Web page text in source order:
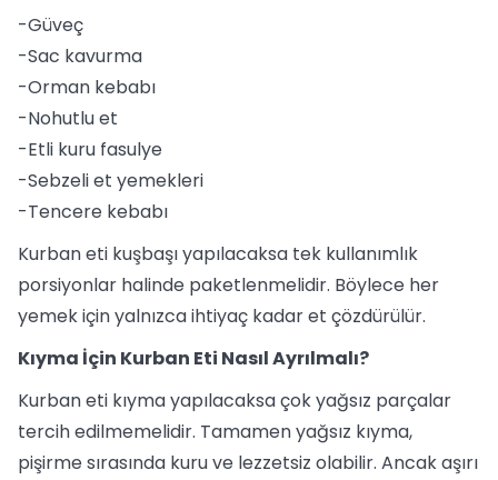
-Güveç
-Sac kavurma
-Orman kebabı
-Nohutlu et
-Etli kuru fasulye
-Sebzeli et yemekleri
-Tencere kebabı
Kurban eti kuşbaşı yapılacaksa tek kullanımlık
porsiyonlar halinde paketlenmelidir. Böylece her
yemek için yalnızca ihtiyaç kadar et çözdürülür.
Kıyma İçin Kurban Eti Nasıl Ayrılmalı?
Kurban eti kıyma yapılacaksa çok yağsız parçalar
tercih edilmemelidir. Tamamen yağsız kıyma,
pişirme sırasında kuru ve lezzetsiz olabilir. Ancak aşırı